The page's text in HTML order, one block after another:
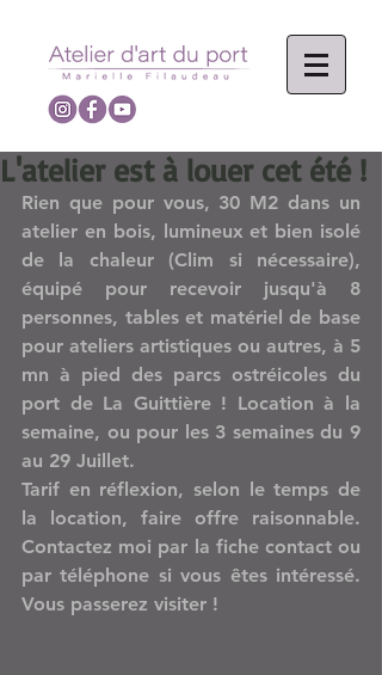
L'atelier est à louer cet été !
Rien que pour vous, 30 M2 dans un
atelier en bois, lumineux et bien isolé
de la chaleur (Clim si nécessaire),
équipé pour recevoir jusqu'à 8
personnes, tables et matériel de base
pour ateliers artistiques ou autres, à 5
mn à pied des parcs ostréicoles du
port de La Guittière ! Location à la
semaine, ou pour les 3 semaines du 9
au 29 Juillet.
Tarif en réflexion, selon le temps de
la location, faire offre raisonnable.
Contactez moi par la fiche contact ou
par téléphone si vous êtes intéressé.
Vous passerez visiter !